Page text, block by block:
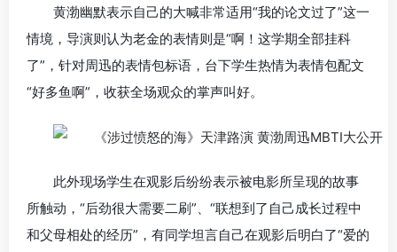
黄渤幽默表示自己的大喊非常适用“我的论文过了”这一
情境，导演则认为老金的表情则是“啊！这学期全部挂科
了”，针对周迅的表情包标语，台下学生热情为表情包配文
“好多鱼啊”，收获全场观众的掌声叫好。
此外现场学生在观影后纷纷表示被电影所呈现的故事
所触动，“后劲很大需要二刷”、“联想到了自己成长过程中
和父母相处的经历”，有同学坦言自己在观影后明白了“爱的